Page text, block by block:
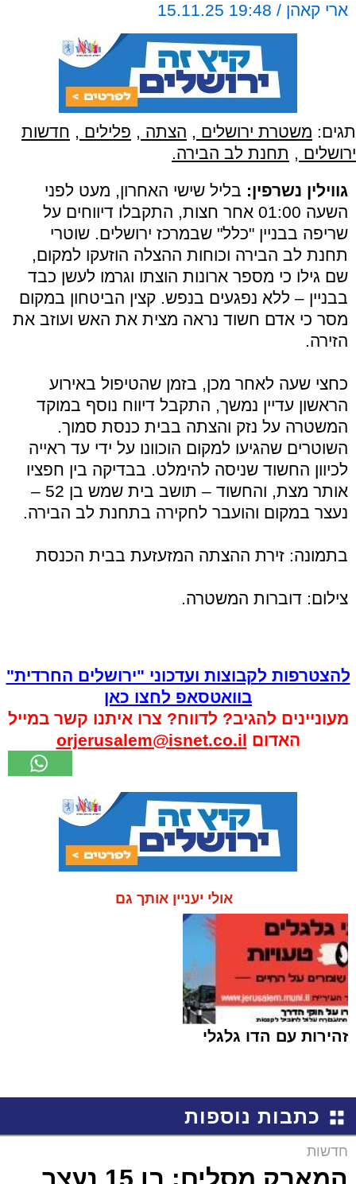
ארי קאהן / 19:48 15.11.25
תגים: משטרת ירושלים , הצתה , פלילים , חדשות
ירושלים , תחנת לב הבירה.
גווילין נשרפין: בליל שישי האחרון, מעט לפני
השעה 01:00 אחר חצות, התקבלו דיווחים על
שריפה בבניין "כלל" שבמרכז ירושלים. שוטרי
תחנת לב הבירה וכוחות ההצלה הוזעקו למקום,
שם גילו כי מספר ארונות הוצתו וגרמו לעשן כבד
בבניין – ללא נפגעים בנפש. קצין הביטחון במקום
מסר כי אדם חשוד נראה מצית את האש ועוזב את
הזירה.
כחצי שעה לאחר מכן, בזמן שהטיפול באירוע
הראשון עדיין נמשך, התקבל דיווח נוסף במוקד
המשטרה על נזק והצתה בבית כנסת סמוך.
השוטרים שהגיעו למקום הוכוונו על ידי עד ראייה
לכיוון החשוד שניסה להימלט. בבדיקה בין חפציו
אותר מצת, והחשוד – תושב בית שמש בן 52 –
נעצר במקום והועבר לחקירה בתחנת לב הבירה.
בתמונה: זירת ההצתה המזעזעת בבית הכנסת
צילום: דוברות המשטרה.
להצטרפות לקבוצות ועדכוני "ירושלים החרדית"
בוואטסאפ לחצו כאן
מעוניינים להגיב? לדווח? צרו איתנו קשר במייל
האדום orjerusalem@isnet.co.il
אולי יעניין אותך גם
זהירות עם הדו גלגלי
כתבות נוספות
חדשות
המאבק מסלים: בן 15 נעצר